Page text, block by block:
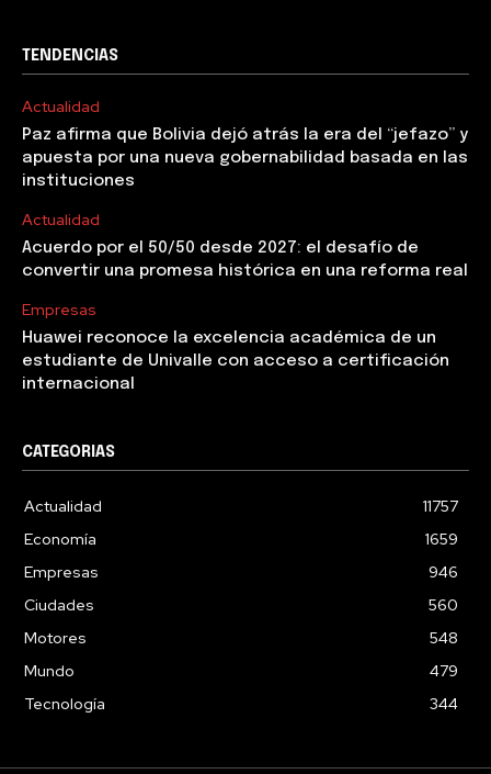
TENDENCIAS
Actualidad
Paz afirma que Bolivia dejó atrás la era del “jefazo” y
apuesta por una nueva gobernabilidad basada en las
instituciones
Actualidad
Acuerdo por el 50/50 desde 2027: el desafío de
convertir una promesa histórica en una reforma real
Empresas
Huawei reconoce la excelencia académica de un
estudiante de Univalle con acceso a certificación
internacional
CATEGORIAS
Actualidad
11757
Economía
1659
Empresas
946
Ciudades
560
Motores
548
Mundo
479
Tecnología
344